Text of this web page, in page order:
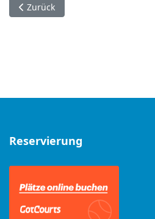
Vorheriger Beitrag: Herren 40 2:4
Zurück
Reservierung